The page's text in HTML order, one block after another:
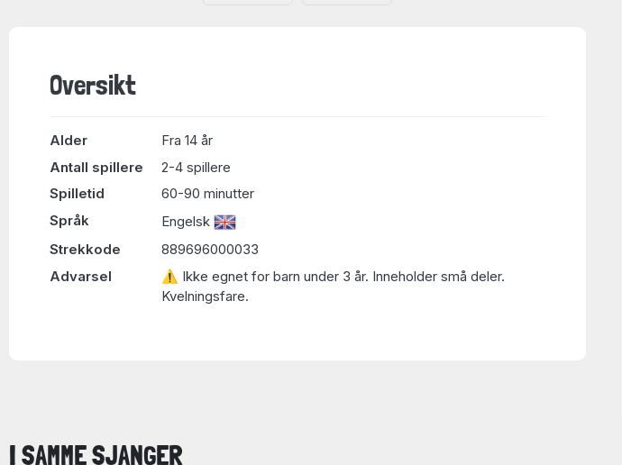
Oversikt
Alder
Fra 14 år
Antall spillere
2-4 spillere
Spilletid
60-90 minutter
Språk
Engelsk
Strekkode
889696000033
Advarsel
⚠ Ikke egnet for barn under 3 år. Inneholder små deler.
Kvelningsfare.
I SAMME SJANGER